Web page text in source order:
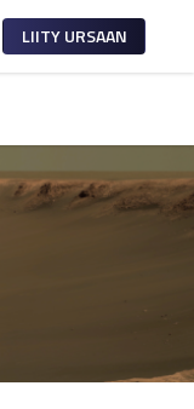
LIITY URSAAN